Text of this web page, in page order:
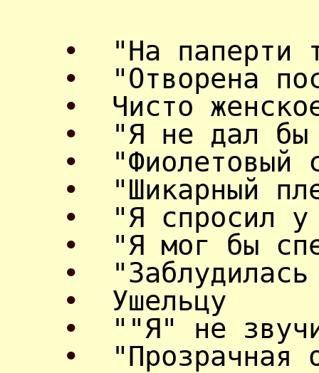
•
"На паперти
•
"Отворена
• Чисто
•
"Я не дал
•
•
"Шикарный
•
"Я спросил
•
"Я мог бы
•
• Ушельцу
•
""Я" не
•